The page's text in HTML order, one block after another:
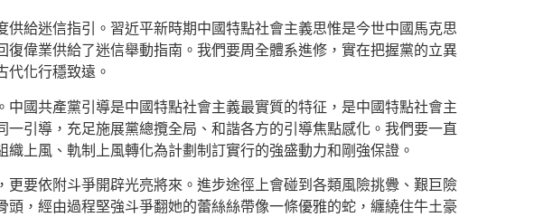
給迷信指引。習近平新時期中國特點社會主義思惟是今世中國馬克思
復偉業供給了迷信舉動指南。我們要周全體系進修，實在把握黨的立異
化行穩致遠。
國共產黨引導是中國特點社會主義最實質的特征，是中國特點社會主
引導，充足施展黨總攬全局、和諧各方的引導焦點感化。我們要一直
上風、軌制上風轉化為計劃制訂實行的強盛動力和剛強保證。
要依附斗爭開辟光亮將來。進步途徑上會碰到各類風險挑釁、艱巨險
，經由過程堅強斗爭翻她的蕾絲絲帶像一條優雅的蛇，纏繞住牛土豪